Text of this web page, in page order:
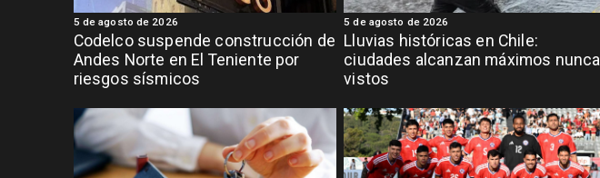
Codelco suspende construcción de
Andes Norte en El Teniente por
riesgos sísmicos
5 de agosto de 2026
Lluvias históricas en Chile:
ciudades alcanzan máximos nunca
vistos
5 de agosto de 2026